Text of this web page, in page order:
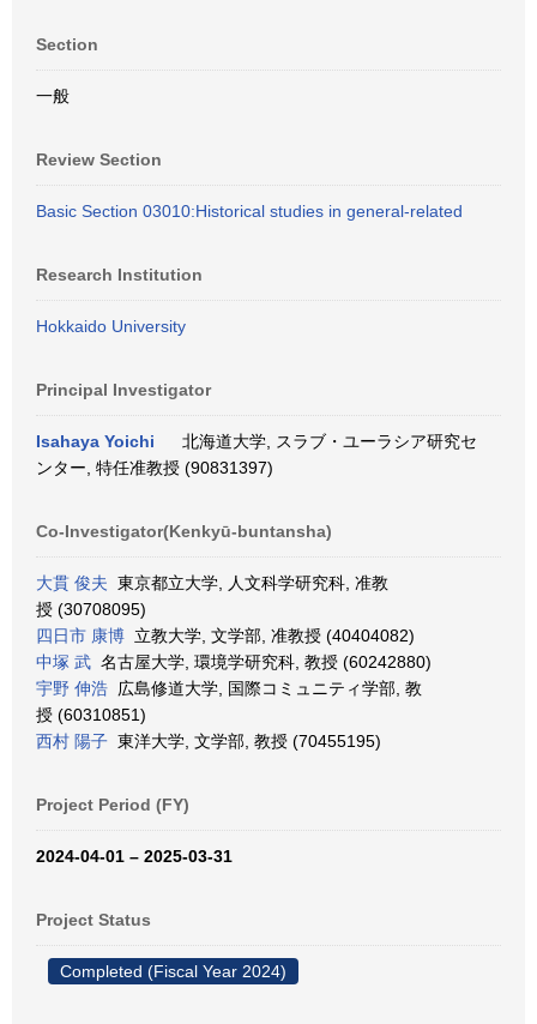
Section
一般
Review Section
Basic Section 03010:Historical studies in general-related
Research Institution
Hokkaido University
Principal Investigator
Isahaya Yoichi
北海道大学, スラブ・ユーラシア研究セ
ンター, 特任准教授 (90831397)
Co-Investigator(Kenkyū-buntansha)
大貫 俊夫 東京都立大学, 人文科学研究科, 准教
授 (30708095)
四日市 康博 立教大学, 文学部, 准教授 (40404082)
中塚 武 名古屋大学, 環境学研究科, 教授 (60242880)
宇野 伸浩 広島修道大学, 国際コミュニティ学部, 教
授 (60310851)
西村 陽子 東洋大学, 文学部, 教授 (70455195)
Project Period (FY)
2024-04-01 – 2025-03-31
Project Status
Completed (Fiscal Year 2024)